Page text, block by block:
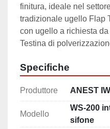
finitura, ideale nel
tradizionale ugello Flap
con ugello a richiesta
Testina di
Specifiche
Produttore ANEST
Modello
WS-200
sifone